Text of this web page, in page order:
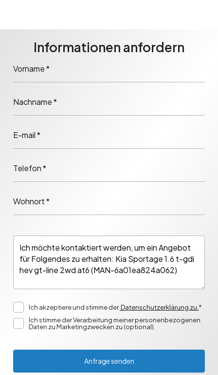
Informationen anfordern
Vorname *
Nachname *
E-mail *
Telefon *
Wohnort *
Ich akzeptiere und stimme derDatenschutzerklärung zu.*
Ich stimme der Verarbeitung meiner personenbezogenen
Daten zu Marketingzwecken zu (optional).
Anfrage senden